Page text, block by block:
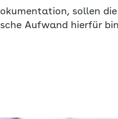
sollen
Aufwand hierfür